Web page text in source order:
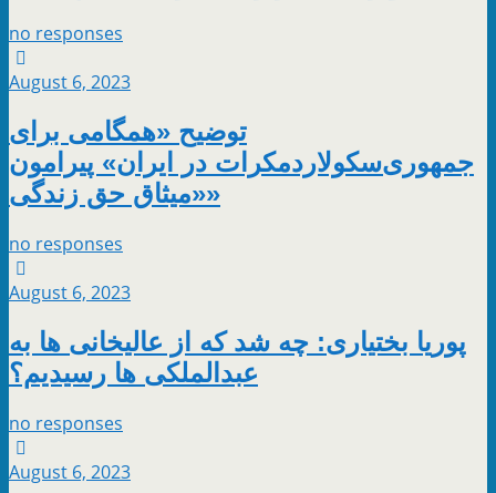
no responses
August 6, 2023
توضیح «همگامی برای
جمهوری‌سکولاردمکرات در ایران» پیرامون
«میثاق حق زندگی»
no responses
August 6, 2023
پوریا بختیاری: چه شد که از عالیخانی‌ ها به
عبدالملکی‌ ها رسیدیم؟
no responses
August 6, 2023